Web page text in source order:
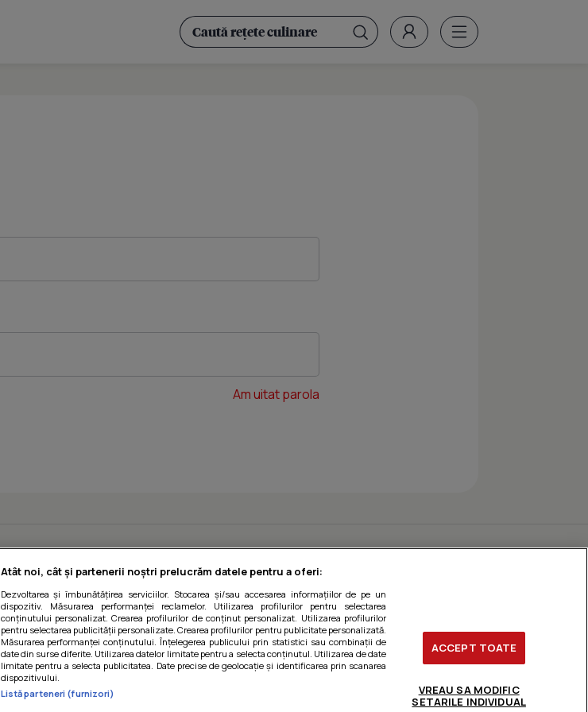
Am uitat parola
Atât noi, cât și partenerii noștri prelucrăm datele pentru a oferi:
Dezvoltarea și îmbunătățirea serviciilor. Stocarea și/sau accesarea informațiilor de pe un
dispozitiv. Măsurarea performanței reclamelor. Utilizarea profilurilor pentru selectarea
conținutului personalizat. Crearea profilurilor de conținut personalizat. Utilizarea profilurilor
pentru selectarea publicității personalizate. Crearea profilurilor pentru publicitate personalizată.
Măsurarea performanței conținutului. Înțelegerea publicului prin statistici sau combinații de
date din surse diferite. Utilizarea datelor limitate pentru a selecta conținutul. Utilizarea de date
limitate pentru a selecta publicitatea. Date precise de geolocație și identificarea prin scanarea
dispozitivului.
Listă parteneri (furnizori)
ACCEPT TOATE
VREAU SA MODIFIC
SETARILE INDIVIDUAL